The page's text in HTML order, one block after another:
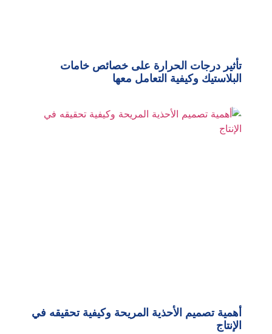
تأثير درجات الحرارة على خصائص خامات
البلاستيك وكيفية التعامل معها
أهمية تصميم الأحذية المريحة وكيفية تحقيقه في
الإنتاج